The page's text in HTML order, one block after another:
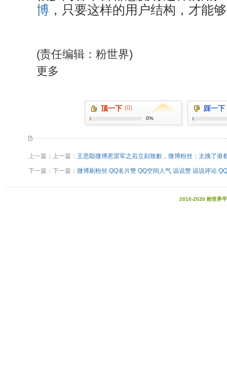
博 ，只要这样的用户结构，才能
(责任编辑：粉世界)
更多
顶一下 (0)
0%
踩一下
上一篇：上一篇： 王思聪微博惹雷军之后立刻致歉，微博粉丝：太拽了谁
下一篇：下一篇： 微博刷粉丝 QQ名片赞 QQ空间人气 说说赞 说说评论
2010-2020 粉世界